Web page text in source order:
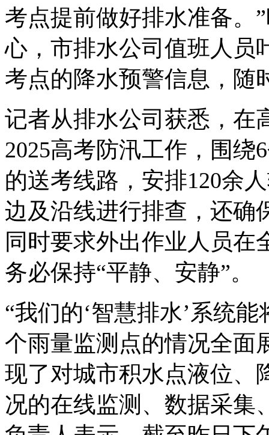
考点提前做好排水准备。
心，市排水公司值班人员
考点的降水预警信息，随
记者从排水公司获悉，在
2025高考防汛工作，围绕
的送考线路，安排120余
边及沿线进行排查，还确
同时要求外出作业人员在
务必保持“平静、安静”。
“我们的‘智慧排水’系统
个雨量监测点的情况全面
现了对城市积水点液位、
况的在线监测、数据采集